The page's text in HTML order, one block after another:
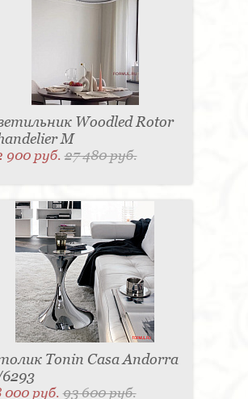
Woodled Rotor
M
900 руб.27 480 руб.
Tonin Casa Andorra
000 руб.93 600 руб.